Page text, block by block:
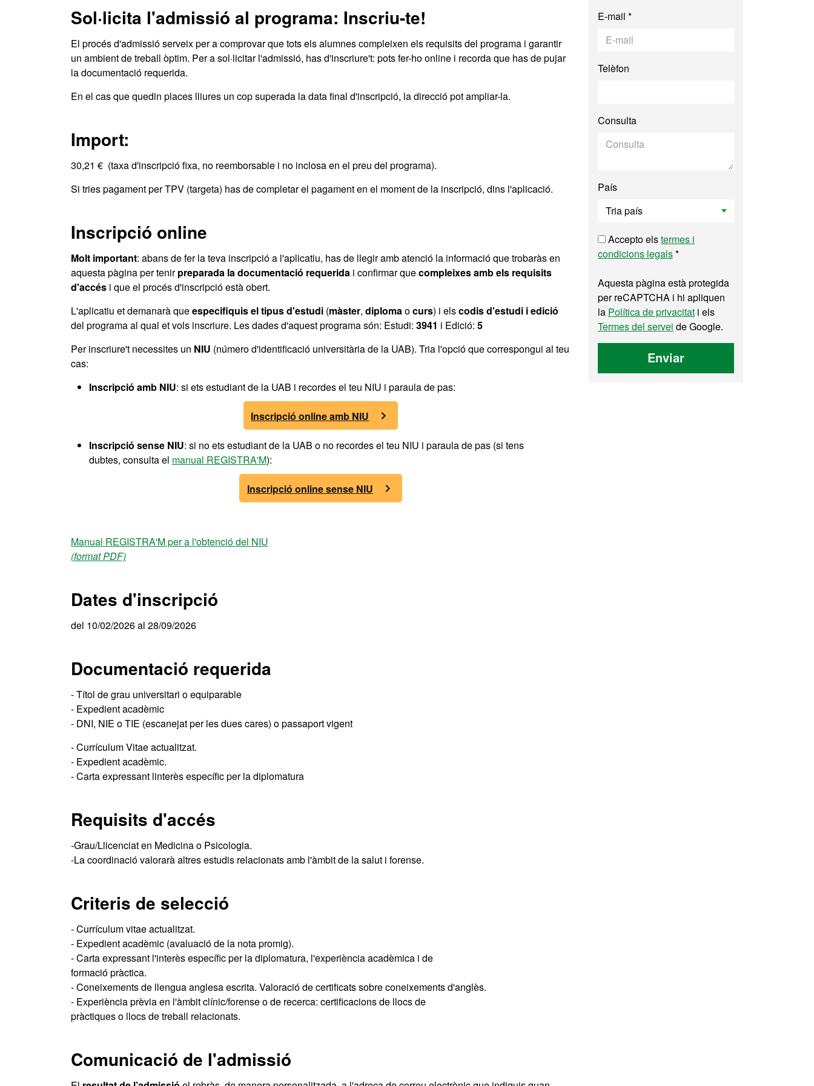
Sol·licita l'admissió al programa: Inscriu-te!
El procés d'admissió serveix per a comprovar que tots els alumnes compleixen els requisits del programa i garantir
un ambient de treball òptim. Per a sol·licitar l'admissió, has d'inscriure't: pots fer-ho online i recorda que has de pujar
la documentació requerida.
En el cas que quedin places lliures un cop superada la data final d'inscripció, la direcció pot ampliar-la.
Import:
30,21 € (taxa d'inscripció fixa, no reemborsable i no inclosa en el preu del programa).
Si tries pagament per TPV (targeta) has de completar el pagament en el moment de la inscripció, dins l'aplicació.
Inscripció online
Molt important: abans de fer la teva inscripció a l'aplicatiu, has de llegir amb atenció la informació que trobaràs en
aquesta pàgina per tenirpreparada la documentació requerida i confirmar quecompleixes amb els requisits
d'accés i que el procés d'inscripció està obert.
L'aplicatiu et demanarà queespecifiquis el tipus d'estudi (màster, diplomaocurs) i elscodis d'estudi i edició
del programa al qual et vols inscriure. Les dades d'aquest programa són: Estudi: 3941 i Edició: 5
Per inscriure't necessites un NIU (número d'identificació universitària de la UAB). Tria l'opció que correspongui al teu
cas:
Inscripció amb NIU: si ets estudiant de la UAB i recordes el teu NIU i paraula de pas:
Inscripció online amb NIU
Inscripció sense NIU: si no ets estudiant de la UAB o no recordes el teu NIU i paraula de pas (si tens
dubtes, consulta el manual REGISTRA'M):
Inscripció online sense NIU
Manual REGISTRA'M per a l'obtenció del NIU
(format PDF)
Dates d'inscripció
del 10/02/2026 al 28/09/2026
Documentació requerida
- Títol de grau universitari o equiparable
- Expedient acadèmic
- DNI, NIE o TIE (escanejat per les dues cares) o passaport vigent
- Currículum Vitae actualitzat.
- Expedient acadèmic.
- Carta expressant linterès específic per la diplomatura
Requisits d'accés
-Grau/Llicenciat en Medicina o Psicologia.
-La coordinació valorarà altres estudis relacionats amb l'àmbit de la salut i forense.
Criteris de selecció
- Currículum vitae actualitzat.
- Expedient acadèmic (avaluació de la nota promig).
- Carta expressant l'interès específic per la diplomatura, l'experiència acadèmica i de
formació pràctica.
- Coneixements de llengua anglesa escrita. Valoració de certificats sobre coneixements d'anglès.
- Experiència prèvia en l'àmbit clínic/forense o de recerca: certificacions de llocs de
pràctiques o llocs de treball relacionats.
Comunicació de l'admissió
E-mail *
Telèfon
Consulta
País
Accepto elstermes i
condicions legals*
Aquesta pàgina està protegida
per reCAPTCHA i hi apliquen
la Política de privacitat i els
Termes del servei de Google.
Enviar